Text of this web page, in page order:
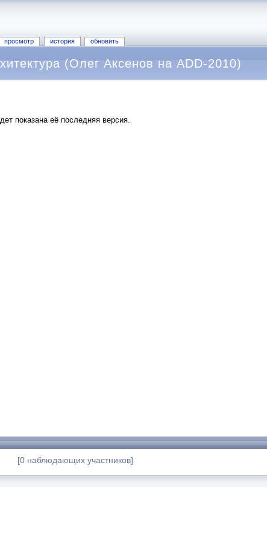
просмотр история обновить
(Олег Аксенов на ADD-2010)
показана её последняя версия.
[0 наблюдающих участников]